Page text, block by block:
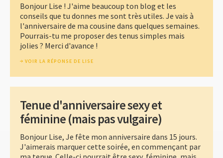
Bonjour Lise ! J'aime beaucoup ton blog et les
conseils que tu donnes me sont très utiles. Je vais à
l'anniversaire de ma cousine dans quelques semaines.
Pourrais-tu me proposer des tenus simples mais
jolies ? Merci d'avance !
VOIR LA RÉPONSE DE LISE
Tenue d'anniversaire sexy et
féminine (mais pas vulgaire)
Bonjour Lise, Je fête mon anniversaire dans 15 jours.
J'aimerais marquer cette soirée, en commençant par